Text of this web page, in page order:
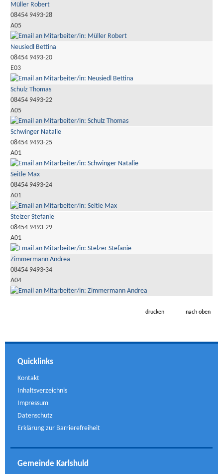
Müller Robert
08454 9493-28
A05
Neusiedl Bettina
08454 9493-20
E03
Schulz Thomas
08454 9493-22
A05
Schwinger Natalie
08454 9493-25
A01
Seitle Max
08454 9493-24
A01
Stelzer Stefanie
08454 9493-29
A01
Zimmermann Andrea
08454 9493-34
A04
drucken nach oben
Quicklinks
Kontakt
Inhaltsverzeichnis
Impressum
Datenschutz
Erklärung zur Barrierefreiheit
Gemeinde Karlshuld